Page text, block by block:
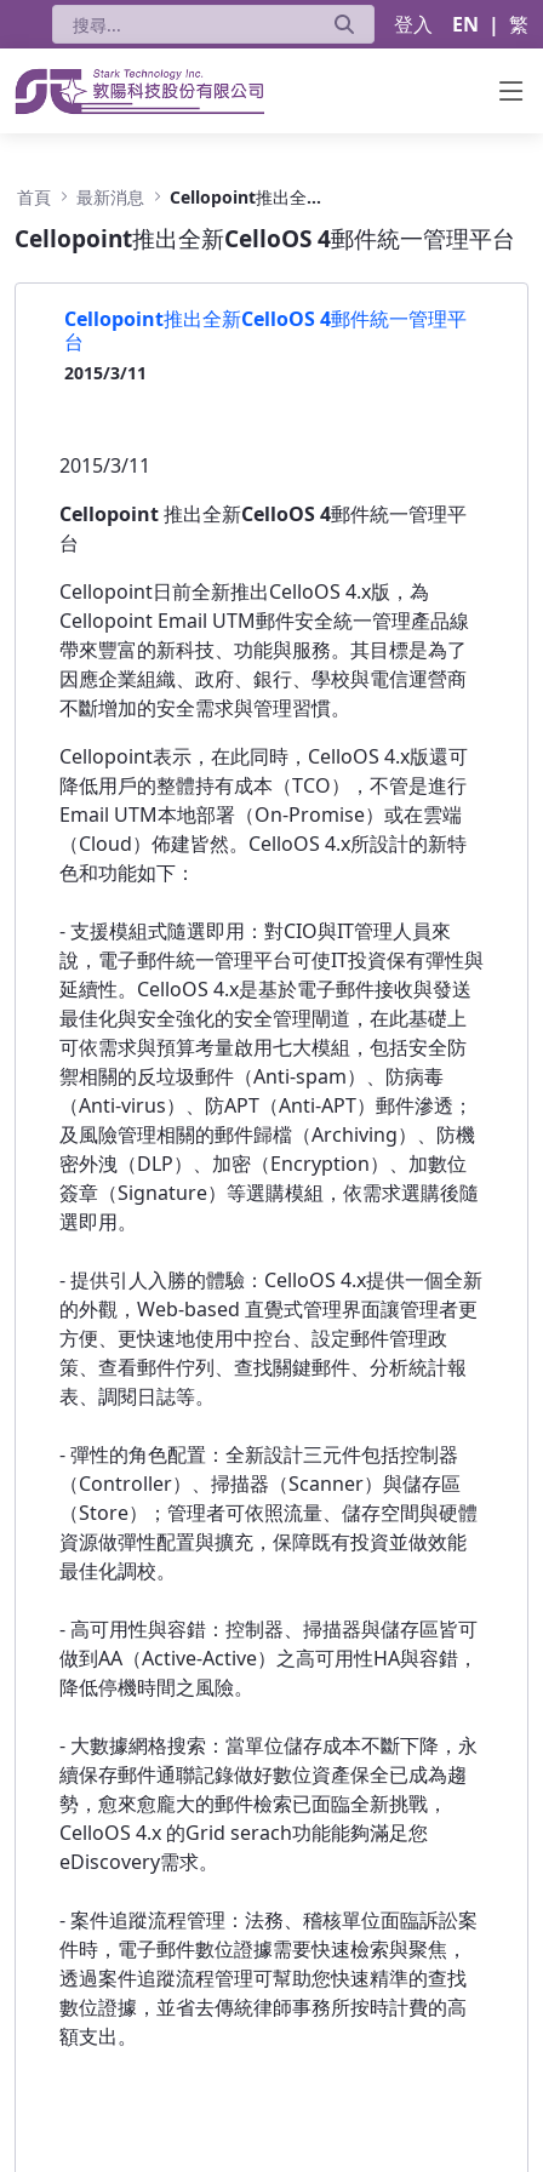
登入 EN | 繁
首頁 最新消息 Cellopoint推出全新CelloOS 4郵件統一管理平台
Cellopoint推出全新CelloOS 4郵件統一管理平台
Cellopoint推出全新CelloOS 4郵件統一管理平
台
2015/3/11
2015/3/11
Cellopoint推出全新CelloOS 4郵件統一管理平
台
Cellopoint日前全新推出CelloOS 4.x版，為
Cellopoint Email UTM郵件安全統一管理產品線
帶來豐富的新科技、功能與服務。其目標是為了
因應企業組織、政府、銀行、學校與電信運營商
不斷增加的安全需求與管理習慣。
Cellopoint表示，在此同時，CelloOS 4.x版還可
降低用戶的整體持有成本（TCO），不管是進行
Email UTM本地部署（On-Promise）或在雲端
（Cloud）佈建皆然。CelloOS 4.x所設計的新特
色和功能如下：
- 支援模組式隨選即用：對CIO與IT管理人員來
說，電子郵件統一管理平台可使IT投資保有彈性與
延續性。CelloOS 4.x是基於電子郵件接收與發送
最佳化與安全強化的安全管理閘道，在此基礎上
可依需求與預算考量啟用七大模組，包括安全防
禦相關的反垃圾郵件（Anti-spam）、防病毒
（Anti-virus）、防APT（Anti-APT）郵件滲透；
及風險管理相關的郵件歸檔（Archiving）、防機
密外洩（DLP）、加密（Encryption）、加數位
簽章（Signature）等選購模組，依需求選購後隨
選即用。
- 提供引人入勝的體驗：CelloOS 4.x提供一個全新
的外觀，Web-based 直覺式管理界面讓管理者更
方便、更快速地使用中控台、設定郵件管理政
策、查看郵件佇列、查找關鍵郵件、分析統計報
表、調閱日誌等。
- 彈性的角色配置：全新設計三元件包括控制器
（Controller）、掃描器（Scanner）與儲存區
（Store）；管理者可依照流量、儲存空間與硬體
資源做彈性配置與擴充，保障既有投資並做效能
最佳化調校。
- 高可用性與容錯：控制器、掃描器與儲存區皆可
做到AA（Active-Active）之高可用性HA與容錯，
降低停機時間之風險。
- 大數據網格搜索：當單位儲存成本不斷下降，永
續保存郵件通聯記錄做好數位資產保全已成為趨
勢，愈來愈龐大的郵件檢索已面臨全新挑戰，
CelloOS 4.x 的Grid serach功能能夠滿足您
eDiscovery需求。
- 案件追蹤流程管理：法務、稽核單位面臨訴訟案
件時，電子郵件數位證據需要快速檢索與聚焦，
透過案件追蹤流程管理可幫助您快速精準的查找
數位證據，並省去傳統律師事務所按時計費的高
額支出。